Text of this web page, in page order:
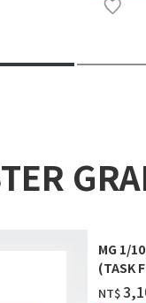
MG 1/
(TASK
送]
NT$